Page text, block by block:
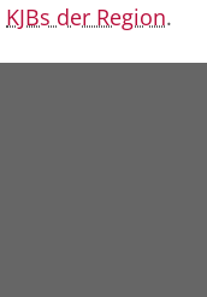
KJBs der Region.